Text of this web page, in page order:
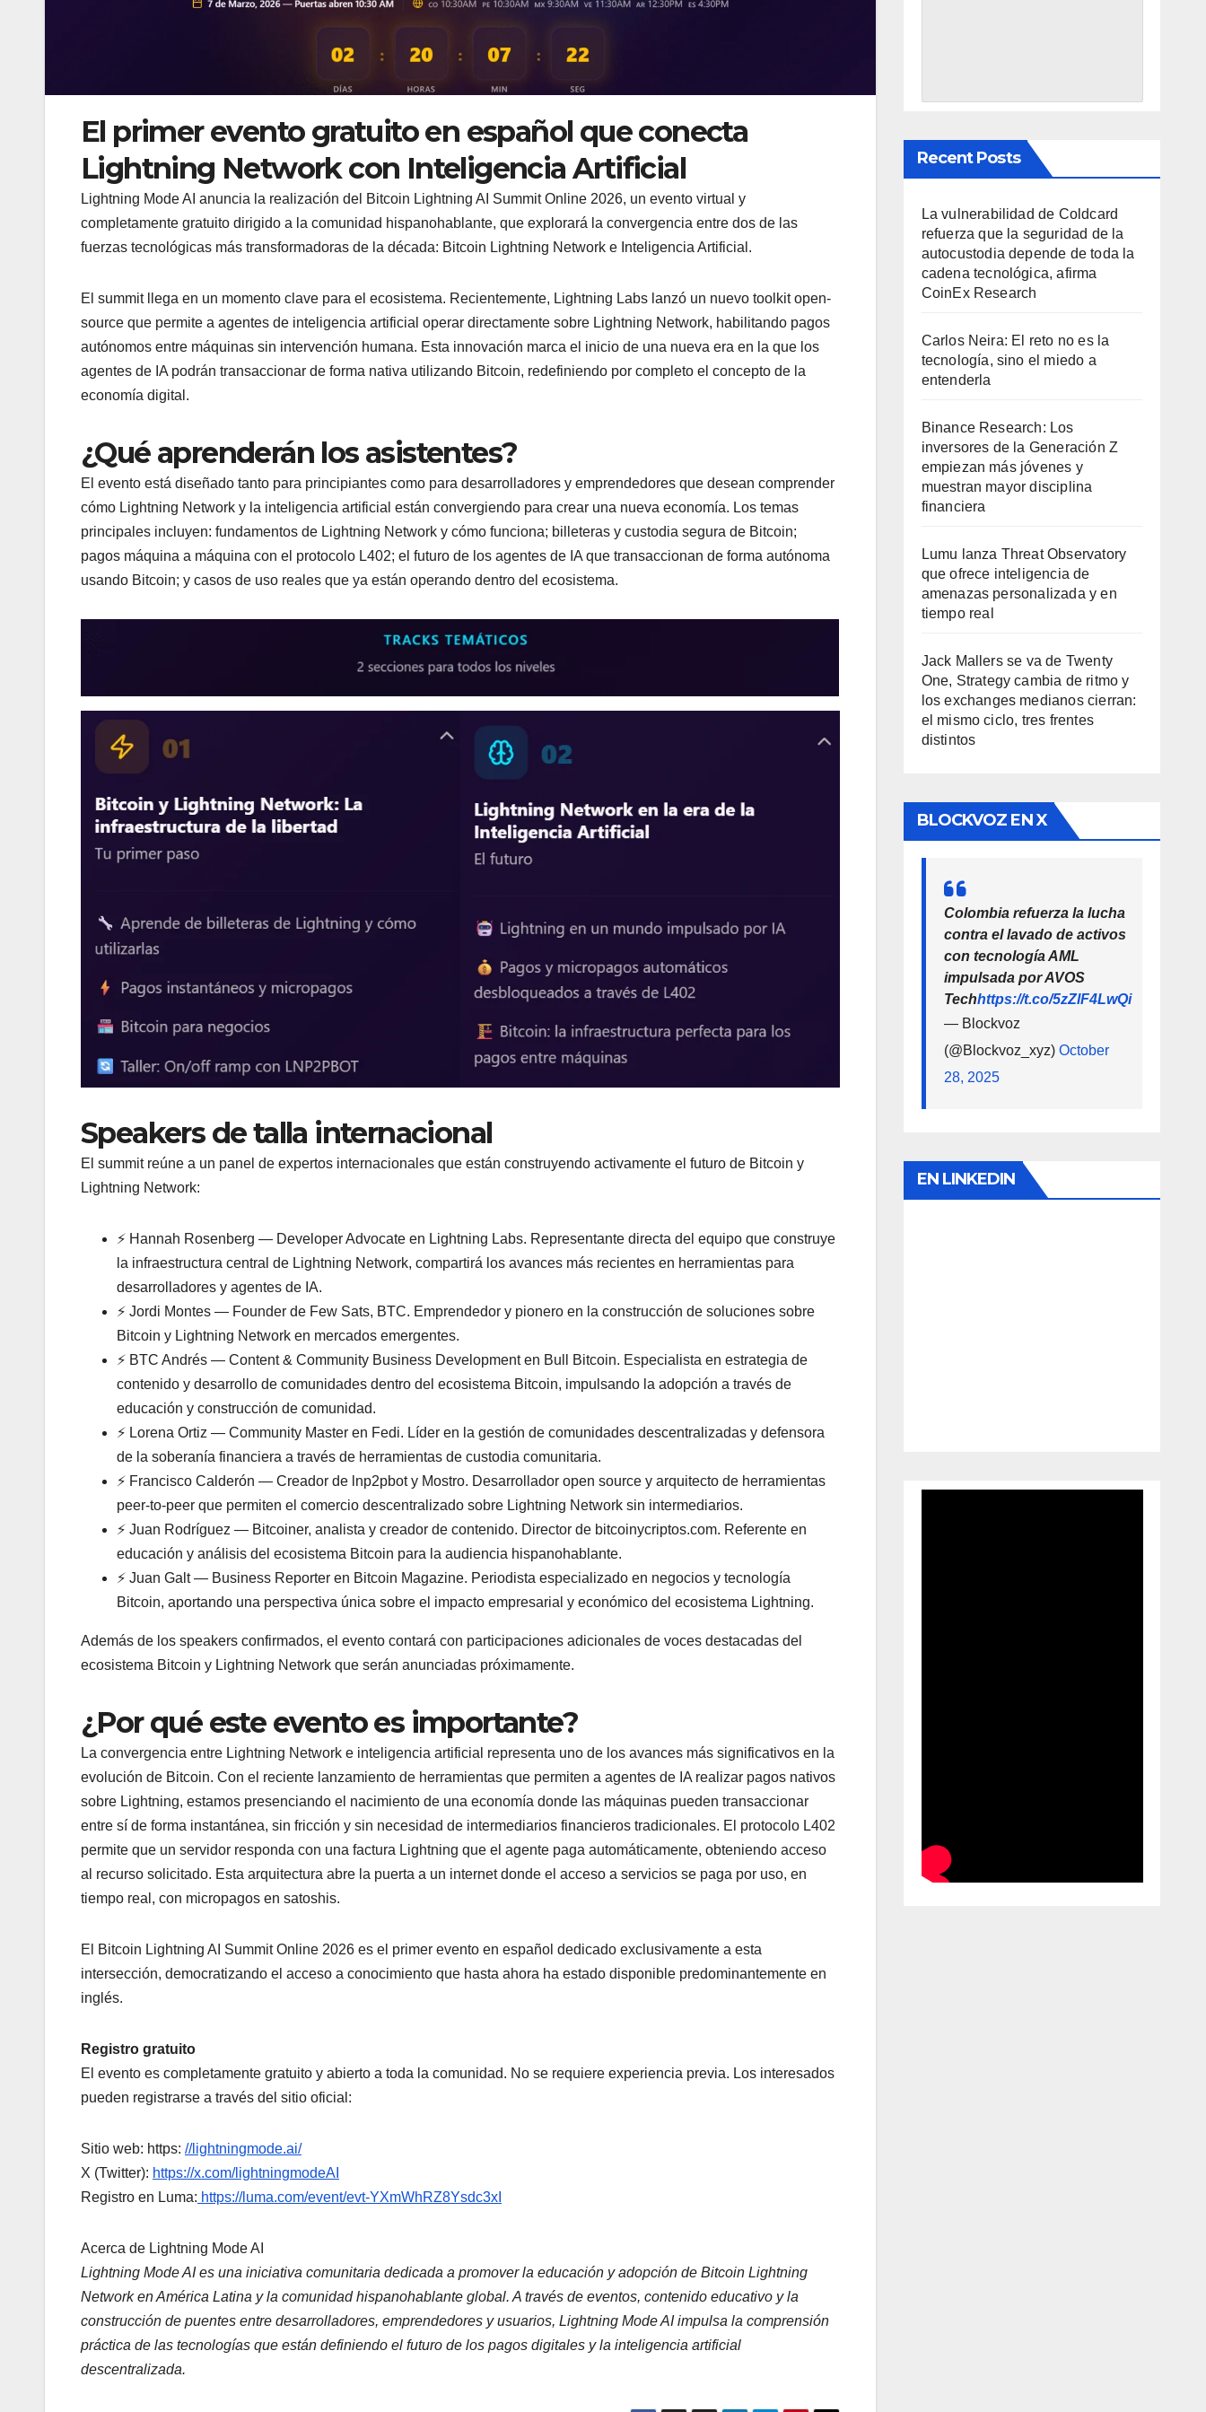
El primer evento gratuito en español que conecta
Lightning Network con Inteligencia Artificial
Lightning Mode AI anuncia la realización del Bitcoin Lightning AI Summit Online 2026, un evento virtual y
completamente gratuito dirigido a la comunidad hispanohablante, que explorará la convergencia entre dos de las
fuerzas tecnológicas más transformadoras de la década: Bitcoin Lightning Network e Inteligencia Artificial.
El summit llega en un momento clave para el ecosistema. Recientemente, Lightning Labs lanzó un nuevo toolkit open-
source que permite a agentes de inteligencia artificial operar directamente sobre Lightning Network, habilitando pagos
autónomos entre máquinas sin intervención humana. Esta innovación marca el inicio de una nueva era en la que los
agentes de IA podrán transaccionar de forma nativa utilizando Bitcoin, redefiniendo por completo el concepto de la
economía digital.
¿Qué aprenderán los asistentes?
El evento está diseñado tanto para principiantes como para desarrolladores y emprendedores que desean comprender
cómo Lightning Network y la inteligencia artificial están convergiendo para crear una nueva economía. Los temas
principales incluyen: fundamentos de Lightning Network y cómo funciona; billeteras y custodia segura de Bitcoin;
pagos máquina a máquina con el protocolo L402; el futuro de los agentes de IA que transaccionan de forma autónoma
usando Bitcoin; y casos de uso reales que ya están operando dentro del ecosistema.
Speakers de talla internacional
El summit reúne a un panel de expertos internacionales que están construyendo activamente el futuro de Bitcoin y
Lightning Network:
⚡ Hannah Rosenberg — Developer Advocate en Lightning Labs. Representante directa del equipo que construye
la infraestructura central de Lightning Network, compartirá los avances más recientes en herramientas para
desarrolladores y agentes de IA.
⚡ Jordi Montes — Founder de Few Sats, BTC. Emprendedor y pionero en la construcción de soluciones sobre
Bitcoin y Lightning Network en mercados emergentes.
⚡ BTC Andrés — Content & Community Business Development en Bull Bitcoin. Especialista en estrategia de
contenido y desarrollo de comunidades dentro del ecosistema Bitcoin, impulsando la adopción a través de
educación y construcción de comunidad.
⚡ Lorena Ortiz — Community Master en Fedi. Líder en la gestión de comunidades descentralizadas y defensora
de la soberanía financiera a través de herramientas de custodia comunitaria.
⚡ Francisco Calderón — Creador de lnp2pbot y Mostro. Desarrollador open source y arquitecto de herramientas
peer-to-peer que permiten el comercio descentralizado sobre Lightning Network sin intermediarios.
⚡ Juan Rodríguez — Bitcoiner, analista y creador de contenido. Director de bitcoinycriptos.com. Referente en
educación y análisis del ecosistema Bitcoin para la audiencia hispanohablante.
⚡ Juan Galt — Business Reporter en Bitcoin Magazine. Periodista especializado en negocios y tecnología
Bitcoin, aportando una perspectiva única sobre el impacto empresarial y económico del ecosistema Lightning.
Además de los speakers confirmados, el evento contará con participaciones adicionales de voces destacadas del
ecosistema Bitcoin y Lightning Network que serán anunciadas próximamente.
¿Por qué este evento es importante?
La convergencia entre Lightning Network e inteligencia artificial representa uno de los avances más significativos en la
evolución de Bitcoin. Con el reciente lanzamiento de herramientas que permiten a agentes de IA realizar pagos nativos
sobre Lightning, estamos presenciando el nacimiento de una economía donde las máquinas pueden transaccionar
entre sí de forma instantánea, sin fricción y sin necesidad de intermediarios financieros tradicionales. El protocolo L402
permite que un servidor responda con una factura Lightning que el agente paga automáticamente, obteniendo acceso
al recurso solicitado. Esta arquitectura abre la puerta a un internet donde el acceso a servicios se paga por uso, en
tiempo real, con micropagos en satoshis.
El Bitcoin Lightning AI Summit Online 2026 es el primer evento en español dedicado exclusivamente a esta
intersección, democratizando el acceso a conocimiento que hasta ahora ha estado disponible predominantemente en
inglés.
Registro gratuito
El evento es completamente gratuito y abierto a toda la comunidad. No se requiere experiencia previa. Los interesados
pueden registrarse a través del sitio oficial:
Sitio web: https: //lightningmode.ai/
X (Twitter): https://x.com/lightningmodeAI
Registro en Luma: https://luma.com/event/evt-YXmWhRZ8Ysdc3xI
Acerca de Lightning Mode AI
Lightning Mode AI es una iniciativa comunitaria dedicada a promover la educación y adopción de Bitcoin Lightning
Network en América Latina y la comunidad hispanohablante global. A través de eventos, contenido educativo y la
construcción de puentes entre desarrolladores, emprendedores y usuarios, Lightning Mode AI impulsa la comprensión
práctica de las tecnologías que están definiendo el futuro de los pagos digitales y la inteligencia artificial
descentralizada.
Recent Posts
La vulnerabilidad de Coldcard
refuerza que la seguridad de la
autocustodia depende de toda la
cadena tecnológica, afirma
CoinEx Research
Carlos Neira: El reto no es la
tecnología, sino el miedo a
entenderla
Binance Research: Los
inversores de la Generación Z
empiezan más jóvenes y
muestran mayor disciplina
financiera
Lumu lanza Threat Observatory
que ofrece inteligencia de
amenazas personalizada y en
tiempo real
Jack Mallers se va de Twenty
One, Strategy cambia de ritmo y
los exchanges medianos cierran:
el mismo ciclo, tres frentes
distintos
BLOCKVOZ EN X
Colombia refuerza la lucha
contra el lavado de activos
con tecnología AML
impulsada por AVOS
Techhttps://t.co/5zZlF4LwQi
— Blockvoz
(@Blockvoz_xyz) October
28, 2025
EN LINKEDIN